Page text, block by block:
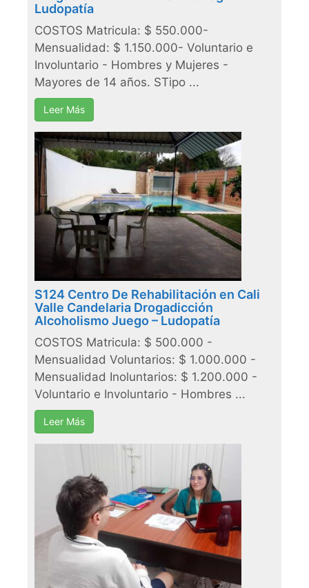
Ludopatía
COSTOS Matricula: $ 550.000-
Mensualidad: $ 1.150.000- Voluntario e
Involuntario - Hombres y Mujeres -
Mayores de 14 años. STipo ...
Leer Más
S124 Centro De Rehabilitación en Cali
Valle Candelaria Drogadicción
Alcoholismo Juego – Ludopatía
COSTOS Matricula: $ 500.000 -
Mensualidad Voluntarios: $ 1.000.000 -
Mensualidad Inoluntarios: $ 1.200.000 -
Voluntario e Involuntario - Hombres ...
Leer Más